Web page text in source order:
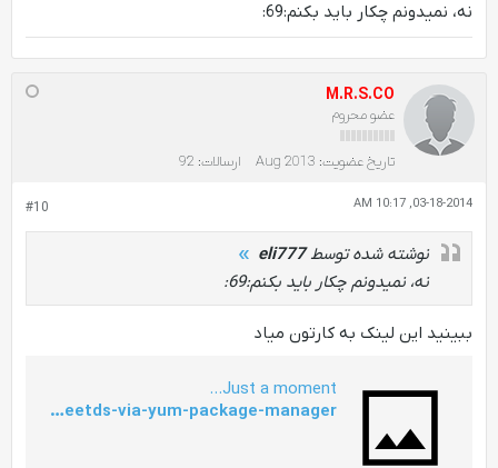
نه، نمیدونم چکار باید بکنم:69:
M.R.S.CO
عضو محروم
تاریخ عضویت: Aug 2013 ارسالات: 92
#10 03-18-2014, 10:17 AM
نوشته شده توسطeli777
نه، نمیدونم چکار باید بکنم:69:
ببینید این لینک به کارتون میاد
Just a moment...
http://stackoverflow.com/questions/20179649/cant-install-freetds-via-yum-package-manager